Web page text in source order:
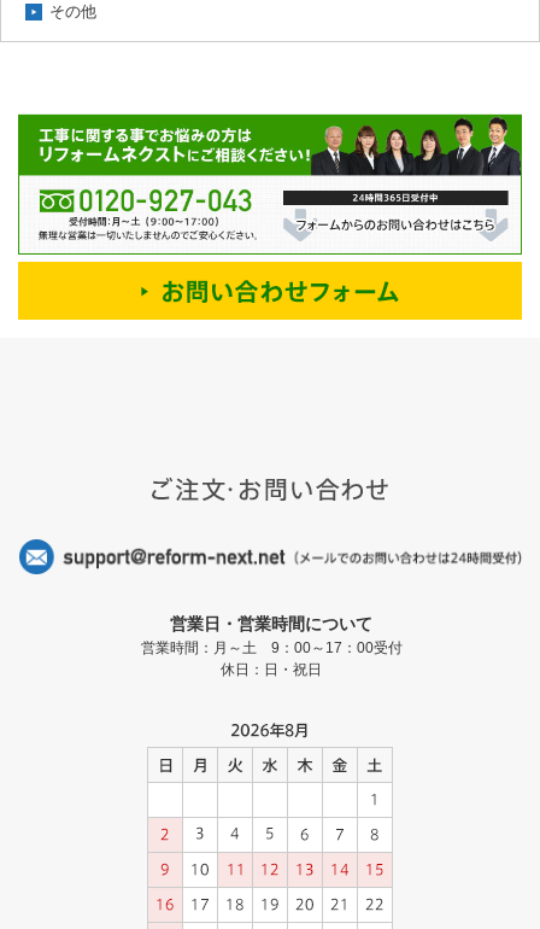
その他
営業日・営業時間について
営業時間：月～土 9：00～17：00受付
休日：日・祝日